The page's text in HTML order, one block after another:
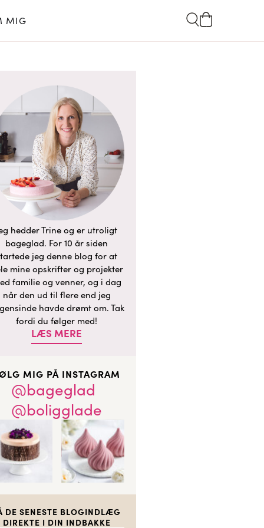
MIG
hedder Trine og er utroligt
bageglad. For 10 år siden
jeg denne blog for at
mine opskrifter og projekter
familie og venner, og i dag
når den ud til flere end jeg
havde drømt om. Tak
fordi du følger med!
LÆS MERE
MIG PÅ INSTAGRAM
@bageglad
@boligglade
DE SENESTE BLOGINDLÆG
DIREKTE I DIN INDBAKKE